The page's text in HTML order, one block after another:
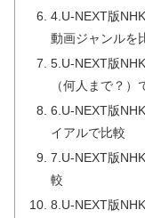
4.U-NEXT版
動画ジャンルを
5.U-NEXT版
（何人まで？）
6.U-NEXT版
イアルで比較
7.U-NEXT版
較
8.U-NEXT版